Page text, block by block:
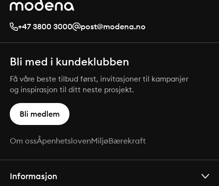
+47 3800 3000 post@modena.no
Bli med i kundeklubben
Få våre beste tilbud først, invitasjoner til kampanjer
og inspirasjon til ditt neste prosjekt.
Bli medlem
Om ossÅpenhetslovenMiljøBærekraft
Informasjon